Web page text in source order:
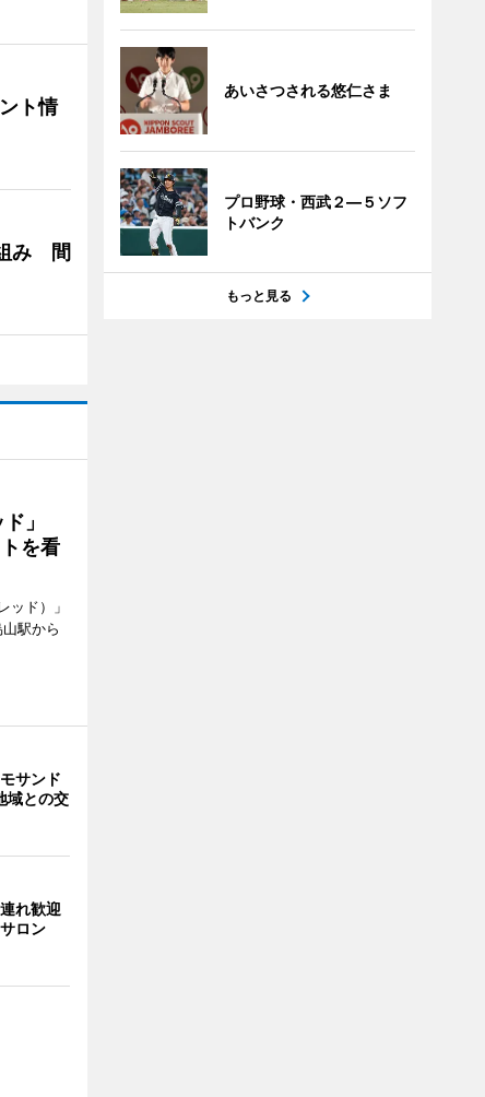
ト情
み 間
ド」
を看
ッド）」
駅から
サンド
域との交
れ歓迎
ロン
あいさつされる悠仁さま
プロ野球・西武２―５ソフ
トバンク
もっと見る